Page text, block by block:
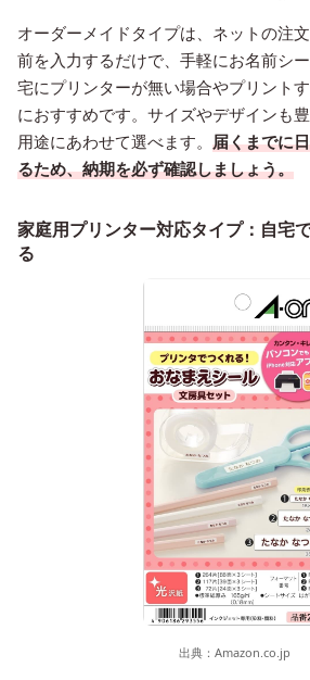
オーダーメイドタイプは、ネットの注
前を入力するだけで、手軽にお名前シ
宅にプリンターが無い場合やプリント
におすすめです。サイズやデザインも
用途にあわせて選べます。 届くまでに
るため、納期を必ず確認しましょう。
家庭用プリンター対応タイプ：自宅
る
出典： Amazon.co.jp